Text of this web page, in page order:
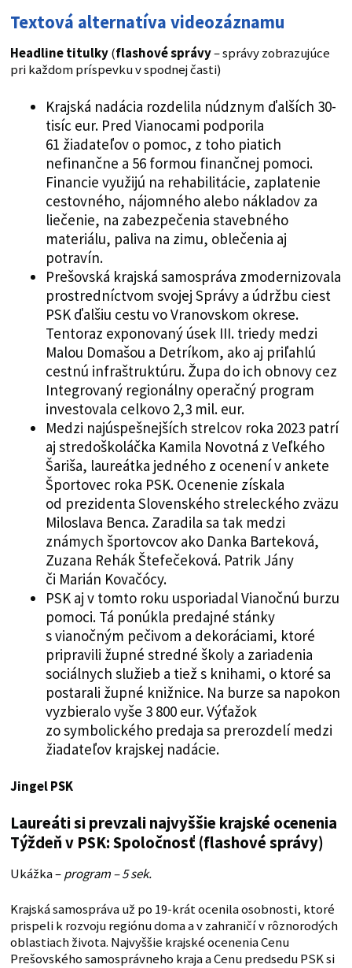
Textová alternatíva videozáznamu
Headline titulky(flashové správy– správy zobrazujúce
pri každom príspevku v spodnej časti)
Krajská nadácia rozdelila núdznym ďalších 30-
tisíc eur. Pred Vianocami podporila
61 žiadateľov o pomoc, z toho piatich
nefinančne a 56 formou finančnej pomoci.
Financie využijú na rehabilitácie, zaplatenie
cestovného, nájomného alebo nákladov za
liečenie, na zabezpečenia stavebného
materiálu, paliva na zimu, oblečenia aj
potravín.
Prešovská krajská samospráva zmodernizovala
prostredníctvom svojej Správy a údržbu ciest
PSK ďalšiu cestu vo Vranovskom okrese.
Tentoraz exponovaný úsek III. triedy medzi
Malou Domašou a Detríkom, ako aj priľahlú
cestnú infraštruktúru. Župa do ich obnovy cez
Integrovaný regionálny operačný program
investovala celkovo 2,3 mil. eur.
Medzi najúspešnejších strelcov roka 2023 patrí
aj stredoškoláčka Kamila Novotná z Veľkého
Šariša, laureátka jedného z ocenení v ankete
Športovec roka PSK. Ocenenie získala
od prezidenta Slovenského streleckého zväzu
Miloslava Benca. Zaradila sa tak medzi
známych športovcov ako Danka Barteková,
Zuzana Rehák Štefečeková. Patrik Jány
či Marián Kovačócy.
PSK aj v tomto roku usporiadal Vianočnú burzu
pomoci. Tá ponúkla predajné stánky
s vianočným pečivom a dekoráciami, ktoré
pripravili župné stredné školy a zariadenia
sociálnych služieb a tiež s knihami, o ktoré sa
postarali župné knižnice. Na burze sa napokon
vyzbieralo vyše 3 800 eur. Výťažok
zo symbolického predaja sa prerozdelí medzi
žiadateľov krajskej nadácie.
Jingel PSK
Laureáti si prevzali najvyššie krajské ocenenia
Týždeň v PSK: Spoločnosť (flashové správy)
Ukážka –program – 5 sek.
Krajská samospráva už po 19-krát ocenila osobnosti, ktoré
prispeli k rozvoju regiónu doma a v zahraničí v rôznorodých
oblastiach života. Najvyššie krajské ocenenia Cenu
Prešovského samosprávneho kraja a Cenu predsedu PSK si